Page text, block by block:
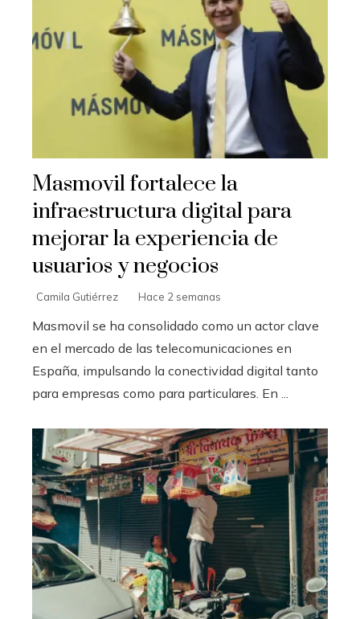
Masmovil fortalece la
infraestructura digital para
mejorar la experiencia de
usuarios y negocios
Camila Gutiérrez Hace 2 semanas
Masmovil se ha consolidado como un actor clave
en el mercado de las telecomunicaciones en
España, impulsando la conectividad digital tanto
para empresas como para particulares. En ...